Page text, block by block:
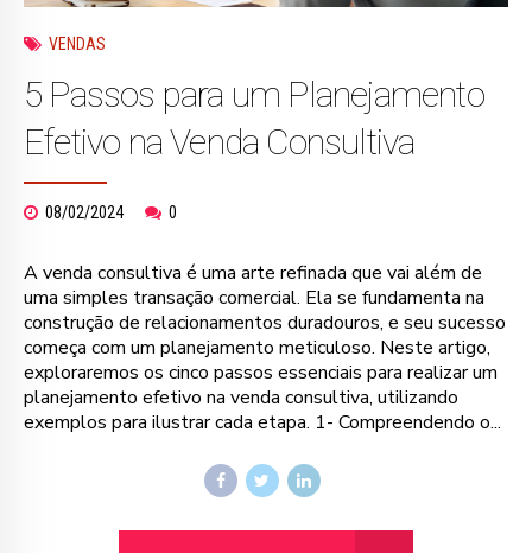
VENDAS
5 Passos para um Planejamento
Efetivo na Venda Consultiva
08/02/2024 0
A venda consultiva é uma arte refinada que vai além de
uma simples transação comercial. Ela se fundamenta na
construção de relacionamentos duradouros, e seu sucesso
começa com um planejamento meticuloso. Neste artigo,
exploraremos os cinco passos essenciais para realizar um
planejamento efetivo na venda consultiva, utilizando
exemplos para ilustrar cada etapa. 1- Compreendendo o...